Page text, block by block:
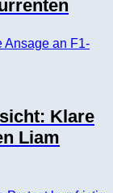
Klare
Liam